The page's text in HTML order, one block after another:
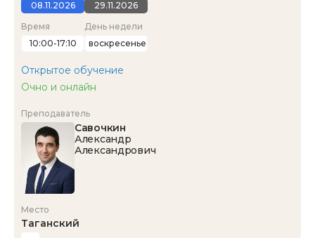
08.11.2026
29.11.2026
Время
10:00-17:10
День недели
воскресенье
Открытое обучение
Очно и онлайн
Преподаватель
Савочкин
Александр
Александрович
Место
Таганский